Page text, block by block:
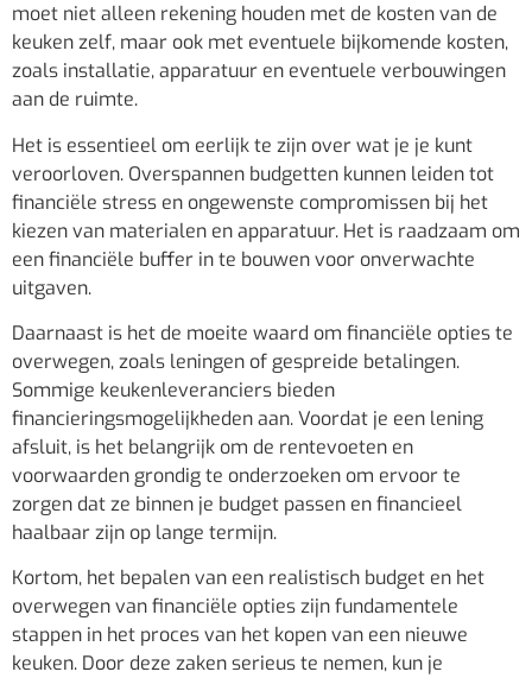
moet niet alleen rekening houden met de kosten van de
keuken zelf, maar ook met eventuele bijkomende kosten,
zoals installatie, apparatuur en eventuele verbouwingen
aan de ruimte.
Het is essentieel om eerlijk te zijn over wat je je kunt
veroorloven. Overspannen budgetten kunnen leiden tot
financiële stress en ongewenste compromissen bij het
kiezen van materialen en apparatuur. Het is raadzaam om
een financiële buffer in te bouwen voor onverwachte
uitgaven.
Daarnaast is het de moeite waard om financiële opties te
overwegen, zoals leningen of gespreide betalingen.
Sommige keukenleveranciers bieden
financieringsmogelijkheden aan. Voordat je een lening
afsluit, is het belangrijk om de rentevoeten en
voorwaarden grondig te onderzoeken om ervoor te
zorgen dat ze binnen je budget passen en financieel
haalbaar zijn op lange termijn.
Kortom, het bepalen van een realistisch budget en het
overwegen van financiële opties zijn fundamentele
stappen in het proces van het kopen van een nieuwe
keuken. Door deze zaken serieus te nemen, kun je